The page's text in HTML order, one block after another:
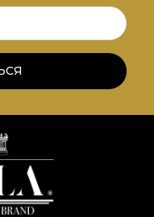
дополняют
все наши
экологичных
использовать
обоев. Так вы
и эффективный
уровне